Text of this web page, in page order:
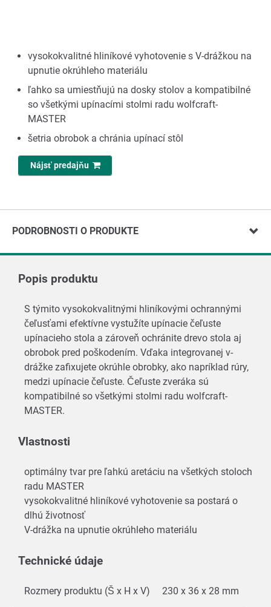
vysokokvalitné hliníkové vyhotovenie s V-drážkou na
upnutie okrúhleho materiálu
ľahko sa umiestňujú na dosky stolov a kompatibilné
so všetkými upínacími stolmi radu wolfcraft-
MASTER
šetria obrobok a chránia upínací stôl
Nájsť predajňu
PODROBNOSTI O PRODUKTE
Popis produktu
S týmito vysokokvalitnými hliníkovými ochrannými
čeľusťami efektívne vystužíte upínacie čeľuste
upínacieho stola a zároveň ochránite drevo stola aj
obrobok pred poškodením. Vďaka integrovanej v-
drážke zafixujete okrúhle obrobky, ako napríklad rúry,
medzi upínacie čeľuste. Čeľuste zveráka sú
kompatibilné so všetkými stolmi radu wolfcraft-
MASTER.
Vlastnosti
optimálny tvar pre ľahkú aretáciu na všetkých stoloch
radu MASTER
vysokokvalitné hliníkové vyhotovenie sa postará o
dlhú životnosť
V-drážka na upnutie okrúhleho materiálu
Technické údaje
Rozmery produktu (Š x H x V) 230 x 36 x 28 mm